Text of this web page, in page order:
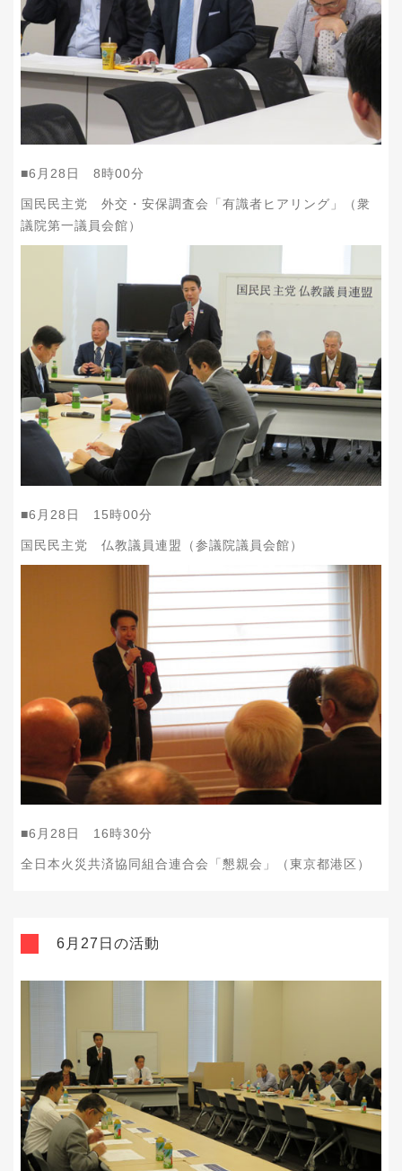
■6 月 28 日 8時00分
国民民主党 外交・安保調査会「有識者ヒアリング」（衆
議院第一議員会館）
■6 月 28 日 15時00分
国民民主党 仏教議員連盟（参議院議員会館）
■6 月 28 日 16時30分
全日本火災共済協同組合連合会「懇親会」（東京都港区）
6月27日の活動